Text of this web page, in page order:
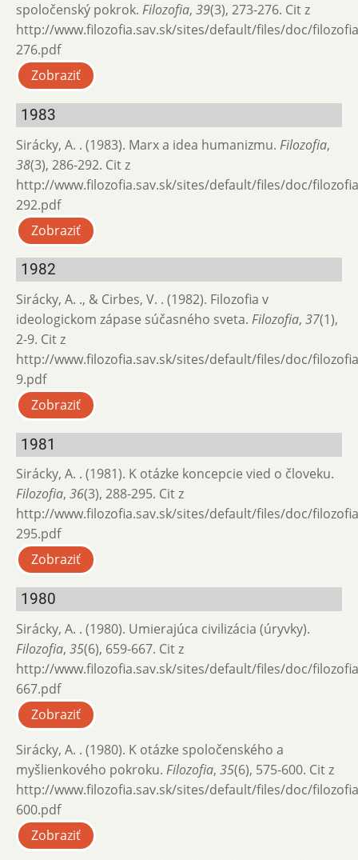
spoločenský pokrok. Filozofia, 39(3), 273-276. Cit z
http://www.filozofia.sav.sk/sites/default/files/doc/
276.pdf
Zobraziť
1983
Sirácky, A. . (1983). Marx a idea humanizmu. Filozofia,
38(3), 286-292. Cit z
http://www.filozofia.sav.sk/sites/default/files/doc/
292.pdf
Zobraziť
1982
Sirácky, A. ., & Cirbes, V. . (1982). Filozofia v
ideologickom zápase súčasného sveta. Filozofia, 37(1),
2-9. Cit z
http://www.filozofia.sav.sk/sites/default/files/doc/
9.pdf
Zobraziť
1981
Sirácky, A. . (1981). K otázke koncepcie vied o človeku.
Filozofia, 36(3), 288-295. Cit z
http://www.filozofia.sav.sk/sites/default/files/doc/
295.pdf
Zobraziť
1980
Sirácky, A. . (1980). Umierajúca civilizácia (úryvky).
Filozofia, 35(6), 659-667. Cit z
http://www.filozofia.sav.sk/sites/default/files/doc/
667.pdf
Zobraziť
Sirácky, A. . (1980). K otázke spoločenského a
myšlienkového pokroku. Filozofia, 35(6), 575-600. Cit z
http://www.filozofia.sav.sk/sites/default/files/doc/
600.pdf
Zobraziť